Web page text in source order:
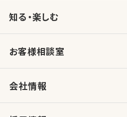
知る・楽しむ
お客様相談室
会社情報